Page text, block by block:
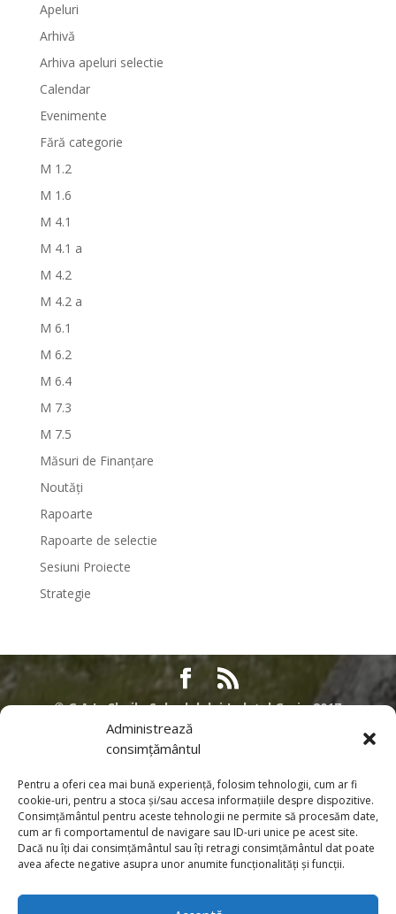
Administrează
consimțământul
Pentru a oferi cea mai bună experiență, folosim tehnologii, cum ar fi
cookie-uri, pentru a stoca și/sau accesa informațiile despre dispozitive.
Consimțământul pentru aceste tehnologii ne permite să procesăm date,
cum ar fi comportamentul de navigare sau ID-uri unice pe acest site.
Dacă nu îți dai consimțământul sau îți retragi consimțământul dat poate
avea afecte negative asupra unor anumite funcționalități și funcții.
Apeluri
Arhivă
Arhiva apeluri selectie
Calendar
Evenimente
Fără categorie
M 1.2
M 1.6
M 4.1
M 4.1 a
M 4.2
M 4.2 a
M 6.1
M 6.2
M 6.4
M 7.3
M 7.5
Măsuri de Finanțare
Noutăți
Rapoarte
Rapoarte de selectie
Sesiuni Proiecte
Strategie
©G.A.L. Cheile Sohodolului Județul Gorj - 2017
Acest site nu reprezinta pozitia oficiala a Comisiei Europene. Intreaga
responsabilitate referitoare la corectitudinea si coerenta acestor informatii
Europene prin Programul SAPARD si PNDR. Pentru informatii despre alte
Programe desfasurate sub egida Uniunii Europene in Romania, cat si
pentru informatii detaliate privind procesul de aderare al Romaniei la
Uniunea Europeana, puteti sa vizitati pagina de internet a Reprezentantei
Comisiei Europene in Romania. Toate informatiile, privind Programele PNDR